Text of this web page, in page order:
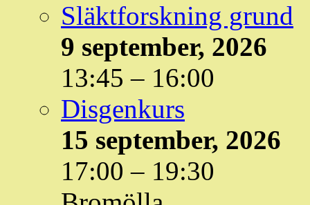
Släktforskning grund
9 september, 2026
13:45 – 16:00
Disgenkurs
15 september, 2026
17:00 – 19:30